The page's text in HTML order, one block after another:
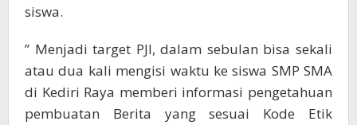
siswa.
” Menjadi target PJI, dalam sebulan bisa sekali
atau dua kali mengisi waktu ke siswa SMP SMA
di Kediri Raya memberi informasi pengetahuan
pembuatan Berita yang sesuai Kode Etik